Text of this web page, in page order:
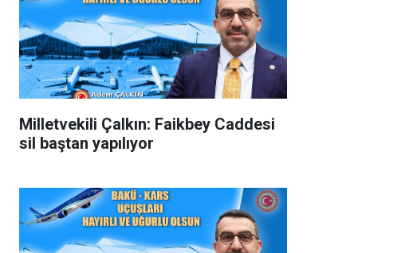
Milletvekili Çalkın: Faikbey Caddesi
sil baştan yapılıyor